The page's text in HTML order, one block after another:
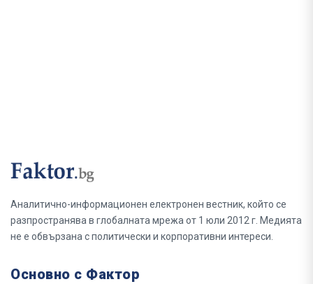
Аналитично-информационен електронен вестник, който се
разпространява в глобалната мрежа от 1 юли 2012 г. Медията
не е обвързана с политически и корпоративни интереси.
Основно с Фактор